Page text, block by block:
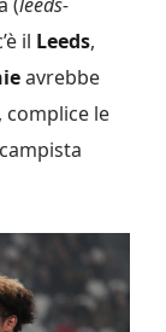
il Leeds,
avrebbe
le